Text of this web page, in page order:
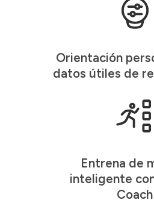
Orientación
datos útiles de
Entrena de
inteligente
Coach